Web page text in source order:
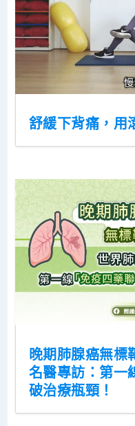
舒緩下背痛，用
晚期肺腺癌無標
名醫專訪：第一
破治療瓶頸！